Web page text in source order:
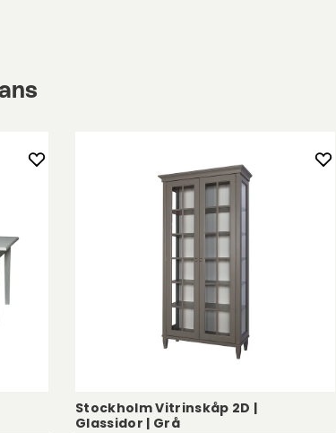
Stockholm Vitrinskåp 2D |
Glassidor | Grå